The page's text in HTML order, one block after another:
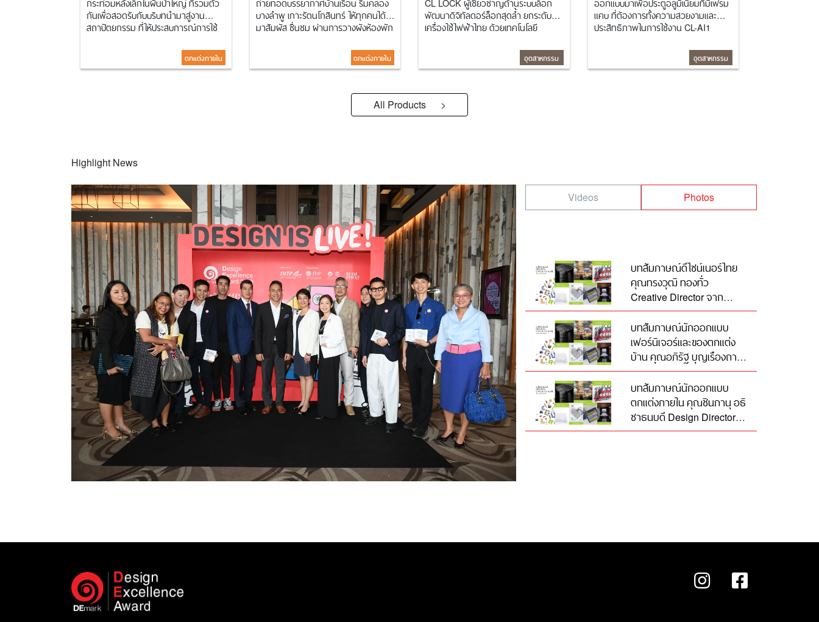
กันเพื่อสอดรับกับบริบทนำมาสู่งาน
สถาปัตยกรรม ที่ให้ประสบการณ์การใช้
ตกแต่งภายใน
บางลำพู เกาะรัตนโกสินทร์ ให้ทุกคนได้
มาสัมผัส ชื่นชม ผ่านการวางผังห้องพัก
เอกลักษณ์ของย่านต่างๆ ที่อยู่รอบย่าน
ปรินายก ออกแบบพื้นที่ส่วน hiden
ตกแต่งภายใน
พัฒนาดิจิทัลดอร์ล็อกสุดล้ำ ยกระดับ
เครื่องใช้ไฟฟ้าไทย ด้วยเทคโนโลยี
แนวคิด “Smart Design for Seamless
Living” เพื่อชีวิตที่ปลอดภัยและมีสไตล์
อุตสาหกรรม
แคบ ที่ต้องการทั้งความสวยงามและ
ประสิทธิภาพในการใช้งาน CL-AI1
แรงทันสมัย ช่วยยกระดับความปลอดภัย
ความมั่นใจ และภาพลักษณ์ของพื้นที่ได้
อุตสาหกรรม
All Products >
Highlight News
Videos Photos
บทสัมภาษณ์ดีไซน์เนอร์ไทย
คุณทรงวุฒิ ทองทั่ว
Creative Director จาก
แบรนด์ Renim ภายใต้บริษัท
บางกอก แอพพาเรล จำกัด
บทสัมภาษณ์นักออกแบบ
เฟอร์นิเจอร์และของตกแต่ง
บ้าน คุณอภิรัฐ บุญเรืองถาวร
Freelance Designer จาก
Fischer Model, Index
Living Mall, VIN, VATIN,
+SENSE และ Hawaii Thai
บทสัมภาษณ์นักออกแบบ
ตกแต่งภายใน คุณชินภานุ อธิ
ชาธนบดี Design Director
จาก Trimode Studio